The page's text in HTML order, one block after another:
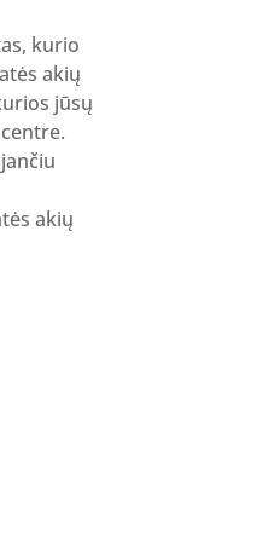
kurio
akių
jūsų
akių